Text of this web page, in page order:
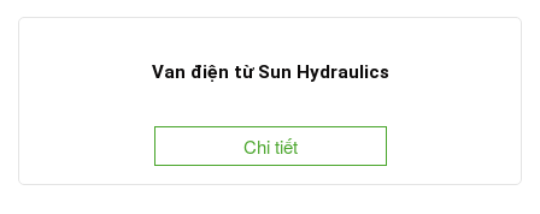
Van điện từ Sun Hydraulics
Chi tiết